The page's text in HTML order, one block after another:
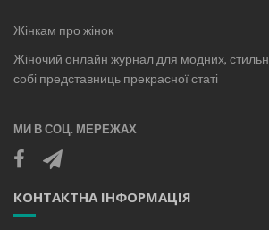
Жінкам про жінок
Жіночий онлайн журнал для модних,
собі представниць прекрасної статі
МИ В СОЦ. МЕРЕЖАХ
КОНТАКТНА ІНФОРМАЦІЯ